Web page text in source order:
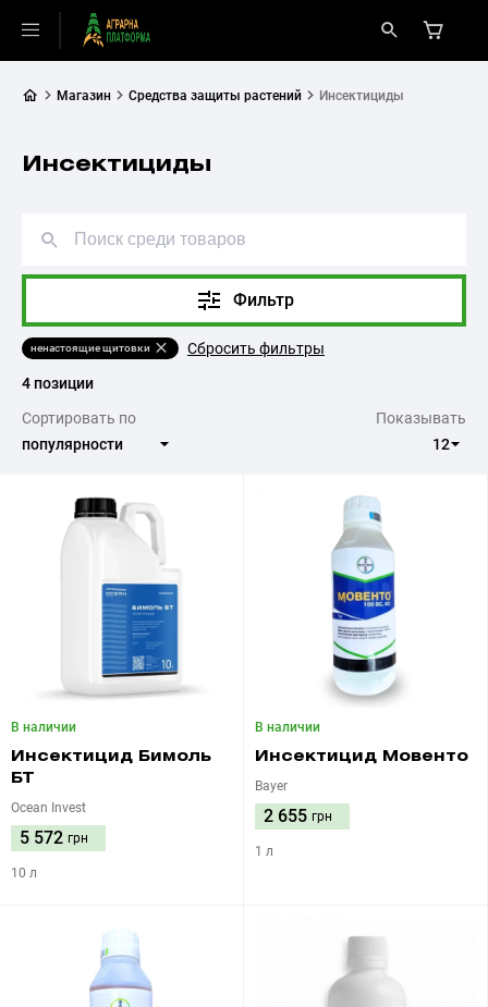
Магазин Средства защиты растений Инсектициды
Инсектициды
ненастоящие щитовки Сбросить фильтры
Фильтр
4 позиции
Сортировать по
Показывать
В наличии
Инсектицид Бимоль
БТ
Ocean Invest
5 572 грн
10 л
В наличии
Инсектицид Мовенто
Bayer
2 655 грн
1 л